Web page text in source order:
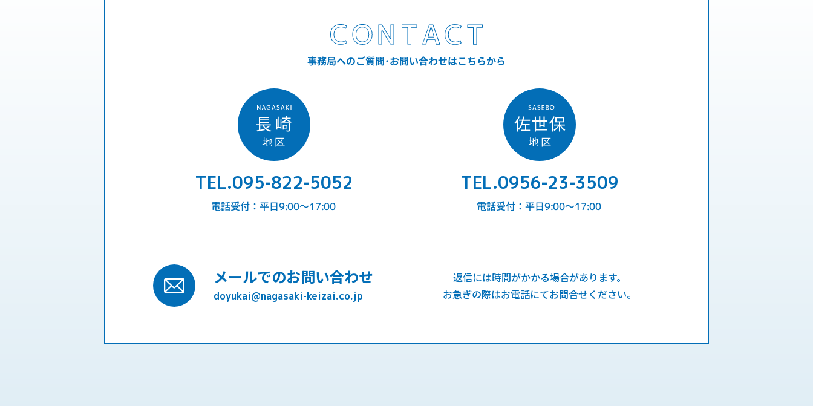
事務局へのご質問･お問い合わせはこちらから
TEL.095-822-5052
電話受付：平日9:00〜17:00
TEL.0956-23-3509
電話受付：平日9:00〜17:00
メールでのお問い合わせ
doyukai@nagasaki-keizai.co.jp
返信には時間がかかる場合があります。
お急ぎの際はお電話にてお問合せください。